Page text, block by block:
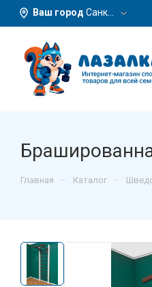
Ваш город Санкт-Петербург
Главная – Каталог –